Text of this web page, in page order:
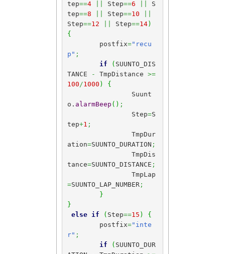
tep==4 Step==6
S
tep==8 Step==10
Step==12 Step==14)
{
	postfix
="recu
p" ;
if
( SUUNTO_DIS
TANCE
- TmpDistance >=
100 /1000 )
{
o. alarmBeep ( ) ;
		Step
=S
tep+1 ;
ation=SUUNTO_DURATION ;
tance=SUUNTO_DISTANCE ;
		TmpLap
=SUUNTO_LAP_NUMBER ;
}
}
else
if ( Step==15 )
{
	postfix
="inte
r" ;
if
( SUUNTO_DUR